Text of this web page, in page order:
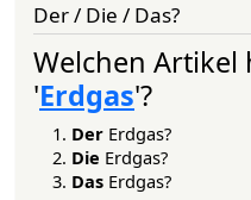
Der / Die / Das?
Welchen Artikel
'Erdgas'?
Der Erdgas?
Die Erdgas?
Das Erdgas?